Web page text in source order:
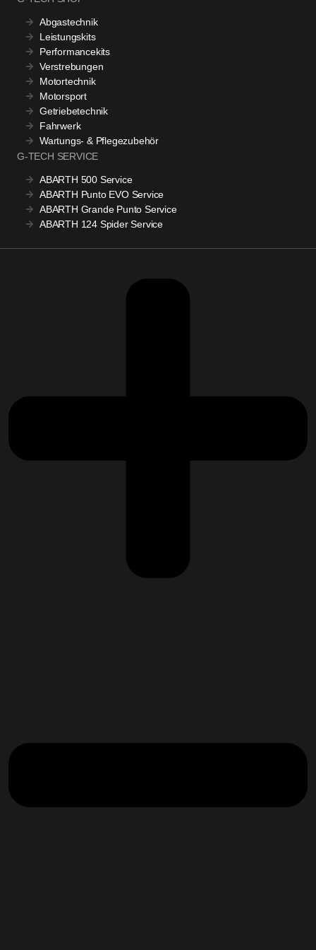
Abgastechnik
Leistungskits
Performancekits
Verstrebungen
Motortechnik
Motorsport
Getriebetechnik
Fahrwerk
Wartungs- & Pflegezubehör
G-TECH SERVICE
ABARTH 500 Service
ABARTH Punto EVO Service
ABARTH Grande Punto Service
ABARTH 124 Spider Service